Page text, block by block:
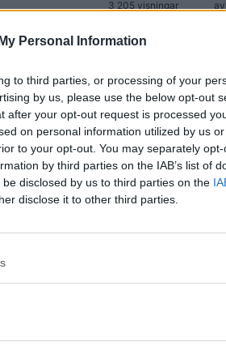
Personal Information
to third parties, or processing of your
by us, please use the below opt-out
after your opt-out request is processed
on personal information utilized by us
to your opt-out. You may separately
by third parties on the IAB’s list of
disclosed by us to third parties on the
disclose it to other third parties.
3 205 visningar
av
17 758 visningar
3 404 visningar
12 590 svar
2 981 262 visningar
57 svar
10 466 visningar
7 175 visningar
83 svar